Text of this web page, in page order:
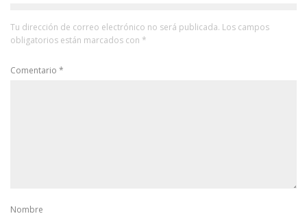
Tu dirección de correo electrónico no será publicada. Los campos
obligatorios están marcados con *
Comentario *
Nombre